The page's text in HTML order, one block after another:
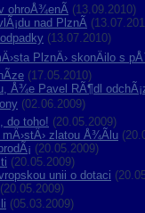
ohroÅ¾enÃ­ (13.09.2010)
nad PlznÃ­
(13.07.2010)
PlznÄ› skonÄilo s
(17.05.2010)
Å¾e Pavel RÃ¶dl
(02.06.2009)
do toho! (20.05.2009)
zlatou Å¾Ã­lu
(20.05.2009)
(20.05.2009)
unii o dotaci
(20.05.2009)
(05.03.2009)